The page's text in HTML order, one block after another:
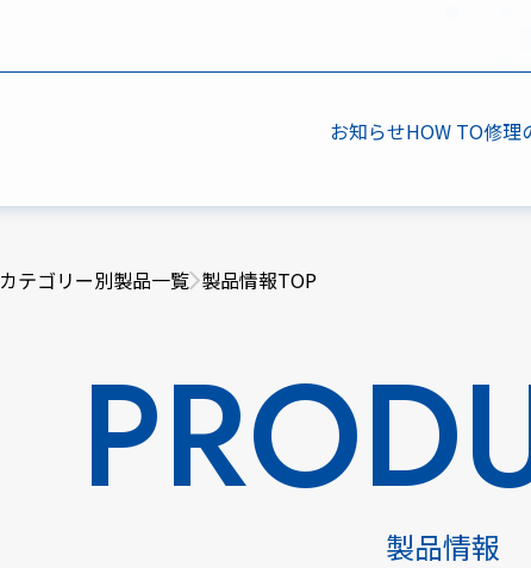
お知らせHOW TO修理
カテゴリー別製品一覧 製品情報TOP
製品情報